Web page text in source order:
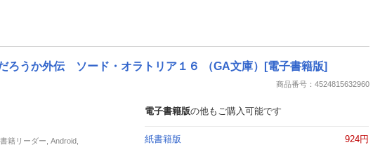
ろうか外伝 ソード・オラトリア１６ （GA文庫）[電子書籍版]
商品番号：4524815632960
籍リーダー, Android,
電子書籍版の他もご購入可能です
紙書籍版 924円